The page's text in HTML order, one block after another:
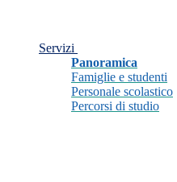
Servizi
Panoramica
Famiglie e studenti
Personale scolastico
Percorsi di studio